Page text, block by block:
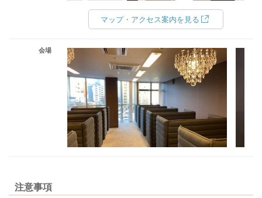
マップ・アクセス案内を見る
会場
注意事項